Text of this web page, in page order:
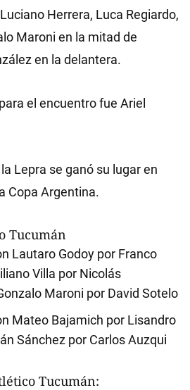
Herrera, Luca Regiardo,
Maroni en la mitad de
en la delantera.
el encuentro fue Ariel
Lepra se ganó su lugar en
Copa Argentina.
Tucumán
Lautaro Godoy por Franco
Villa por Nicolás
Maroni por David Sotelo
Mateo Bajamich por Lisandro
Sánchez por Carlos Auzqui
Tucumán: